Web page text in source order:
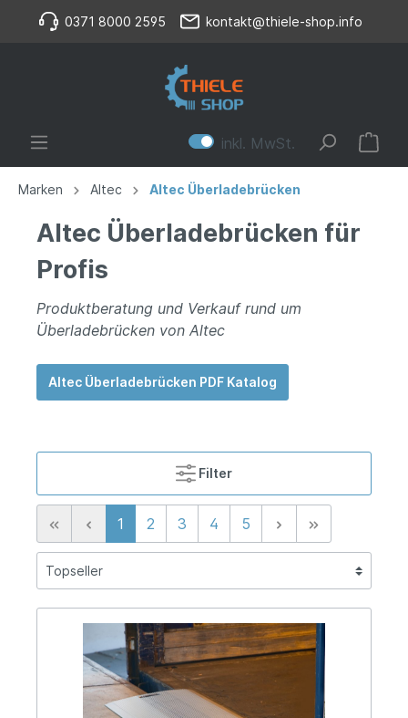
0371 8000 2595 kontakt@thiele-shop.info
inkl. MwSt.
Marken Altec Altec Überladebrücken
Altec Überladebrücken für
Profis
Produktberatung und Verkauf rund um
Überladebrücken von Altec
Altec Überladebrücken PDF Katalog
Filter
1 2 3 4 5